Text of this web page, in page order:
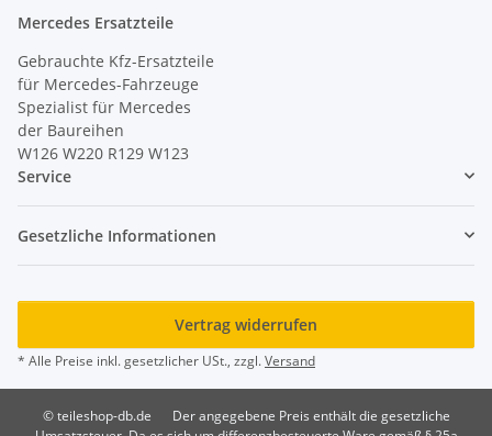
Mercedes Ersatzteile
Gebrauchte Kfz-Ersatzteile
für Mercedes-Fahrzeuge
Spezialist für Mercedes
der Baureihen
W126 W220 R129 W123
Service
Gesetzliche Informationen
Vertrag widerrufen
* Alle Preise inkl. gesetzlicher USt., zzgl.Versand
© teileshop-db.de
Der angegebene Preis enthält die gesetzliche